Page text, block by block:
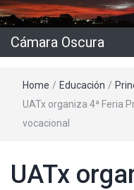
Cámara Oscura
Home / Educación /
UATx organiza 4ª Feria
vocacional
UATx